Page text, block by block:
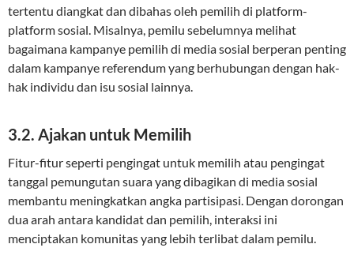
tertentu diangkat dan dibahas oleh pemilih di platform-
platform sosial. Misalnya, pemilu sebelumnya melihat
bagaimana kampanye pemilih di media sosial berperan penting
dalam kampanye referendum yang berhubungan dengan hak-
hak individu dan isu sosial lainnya.
3.2. Ajakan untuk Memilih
Fitur-fitur seperti pengingat untuk memilih atau pengingat
tanggal pemungutan suara yang dibagikan di media sosial
membantu meningkatkan angka partisipasi. Dengan dorongan
dua arah antara kandidat dan pemilih, interaksi ini
menciptakan komunitas yang lebih terlibat dalam pemilu.